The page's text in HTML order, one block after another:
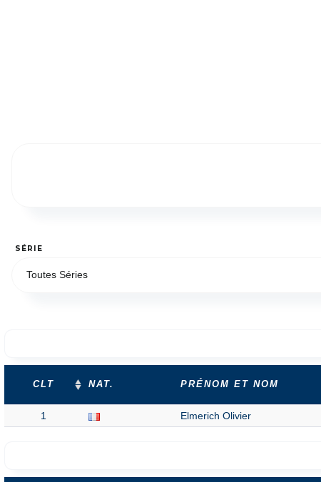
SÉRIE
Toutes Séries
CLT NAT. PRÉNOM ET NOM
1 Elmerich Olivier